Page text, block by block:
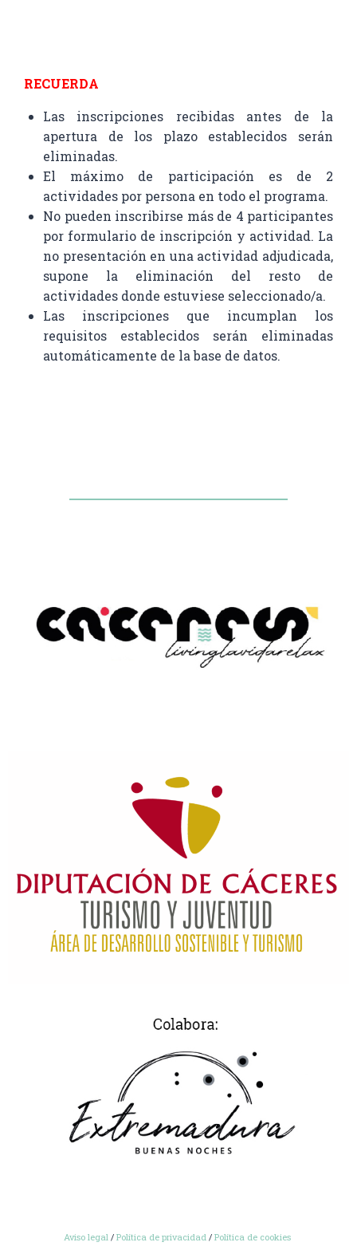
RECUERDA
Las inscripciones recibidas antes de la
apertura de los plazo establecidos serán
eliminadas.
El máximo de participación es de 2
actividades por persona en todo el programa.
No pueden inscribirse más de 4 participantes
por formulario de inscripción y actividad. La
no presentación en una actividad adjudicada,
supone la eliminación del resto de
actividades donde estuviese seleccionado/a.
Las inscripciones que incumplan los
requisitos establecidos serán eliminadas
automáticamente de la base de datos.
Aviso legal / Política de privacidad / Política de cookies